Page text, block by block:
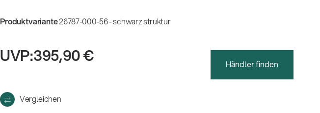
Produktvariante26787-000-56 - schwarz struktur
UVP:395,90 € Händler finden
Vergleichen